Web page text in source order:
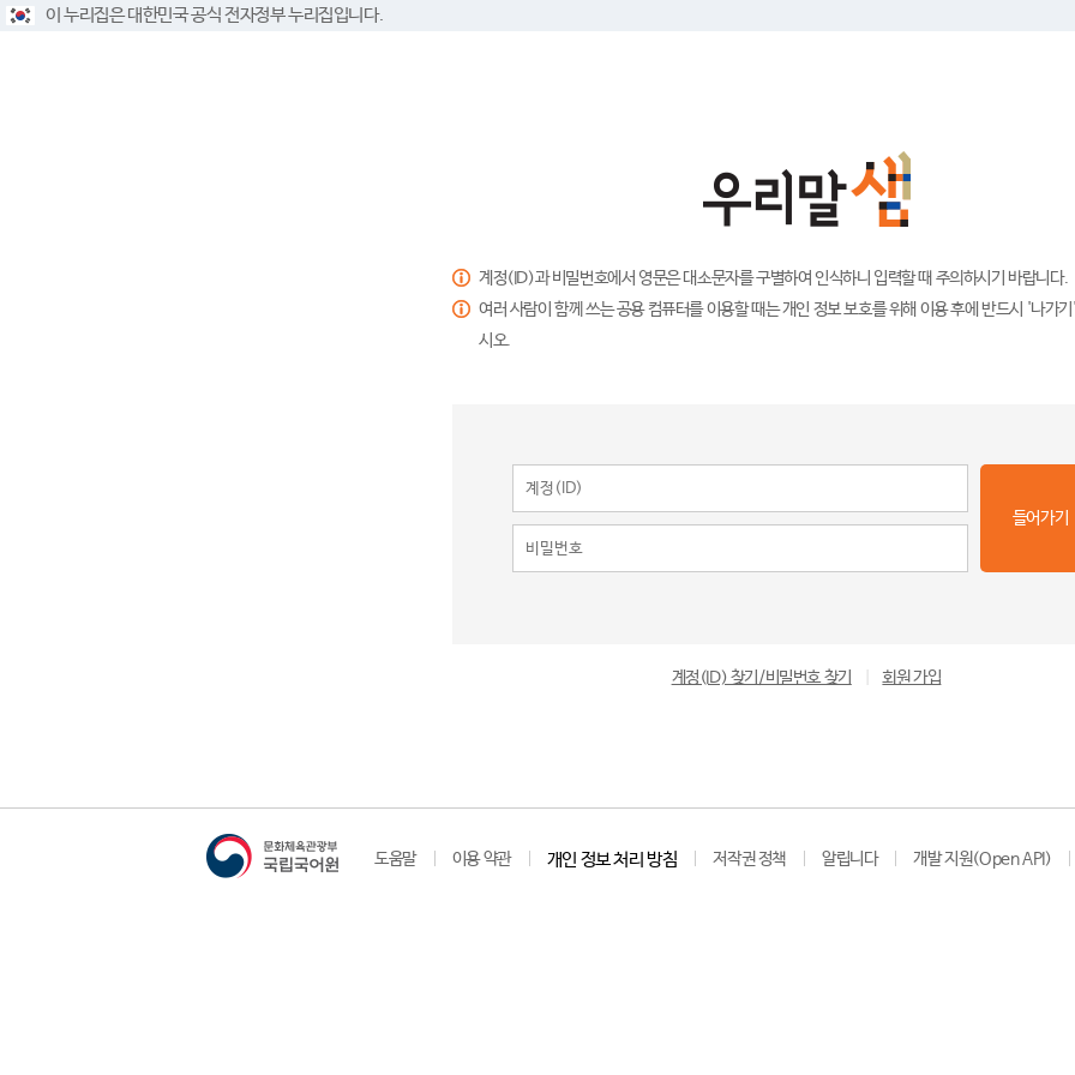
이 누리집은 대한민국 공식 전자정부 누리집입니다.
계정(ID)과 비밀번호에서 영문은 대소문자를 구별하여 인식하니 입력할 때 주의하시기 바랍니다.
여러 사람이 함께 쓰는 공용 컴퓨터를 이용할 때는 개인 정보 보호를 위해 이용 후에 반드시 '나가
시오.
들어가기
계정(ID) 찾기/비밀번호 찾기 회원 가입
도움말 이용 약관 개인 정보 처리 방침 저작권 정책 알립니다 개발 지원(Open API)